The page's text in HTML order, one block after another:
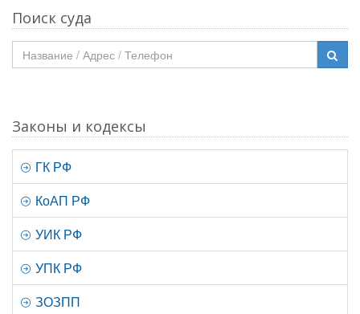
Поиск суда
Законы и кодексы
ГК РФ
КоАП РФ
УИК РФ
УПК РФ
ЗОЗПП